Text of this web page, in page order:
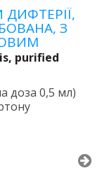
З
purified
доза 0,5 мл)